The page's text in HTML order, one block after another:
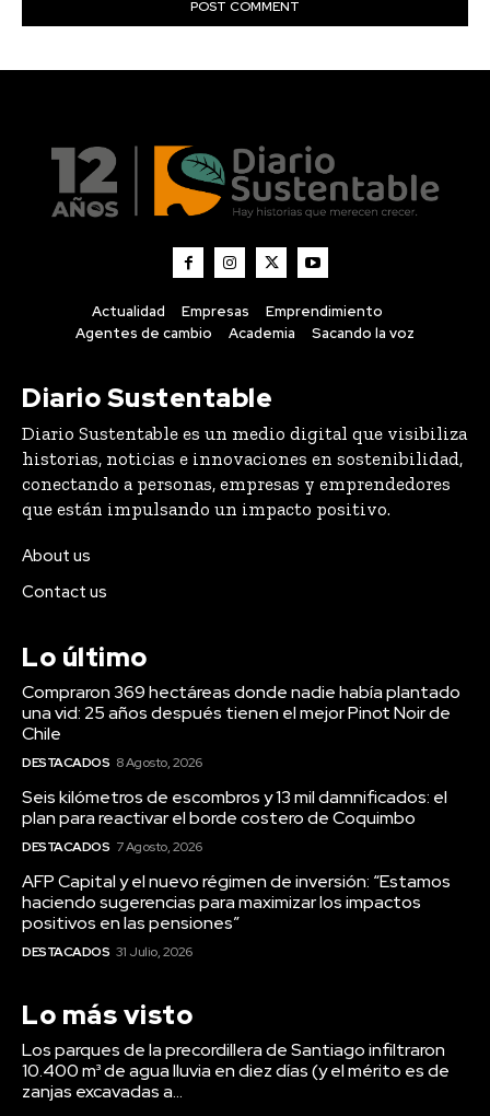
Actualidad Empresas
Emprendimiento
Agentes de cambio
Academia Sacando la voz
Diario Sustentable
Diario Sustentable es un medio digital que visibiliza
historias, noticias e innovaciones en sostenibilidad,
conectando a personas, empresas y emprendedores
que están impulsando un impacto positivo.
About us
Contact us
Lo último
Compraron 369 hectáreas donde nadie había plantado
una vid: 25 años después tienen el mejor Pinot Noir de
Chile
DESTACADOS 8 Agosto, 2026
Seis kilómetros de escombros y 13 mil damnificados: el
plan para reactivar el borde costero de Coquimbo
DESTACADOS 7 Agosto, 2026
AFP Capital y el nuevo régimen de inversión: “Estamos
haciendo sugerencias para maximizar los impactos
positivos en las pensiones”
DESTACADOS 31 Julio, 2026
Lo más visto
Los parques de la precordillera de Santiago infiltraron
10.400 m³ de agua lluvia en diez días (y el mérito es de
zanjas excavadas a...